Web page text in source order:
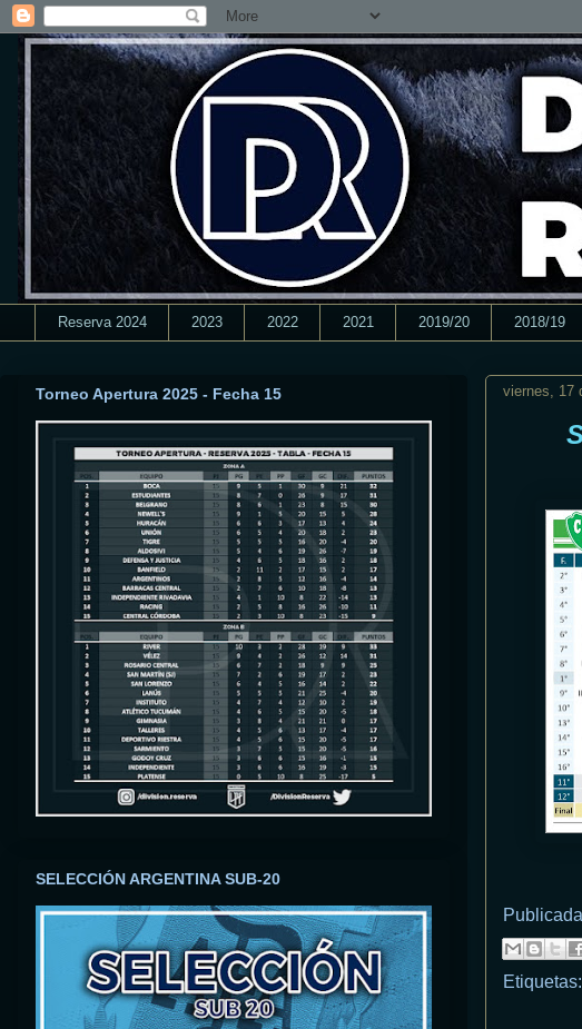
Reserva 2024 2023 2022 2021 2019/20 2018/19
viernes, 17
Etiquetas:
Torneo Apertura 2025 - Fecha 15
SELECCIÓN ARGENTINA SUB-20